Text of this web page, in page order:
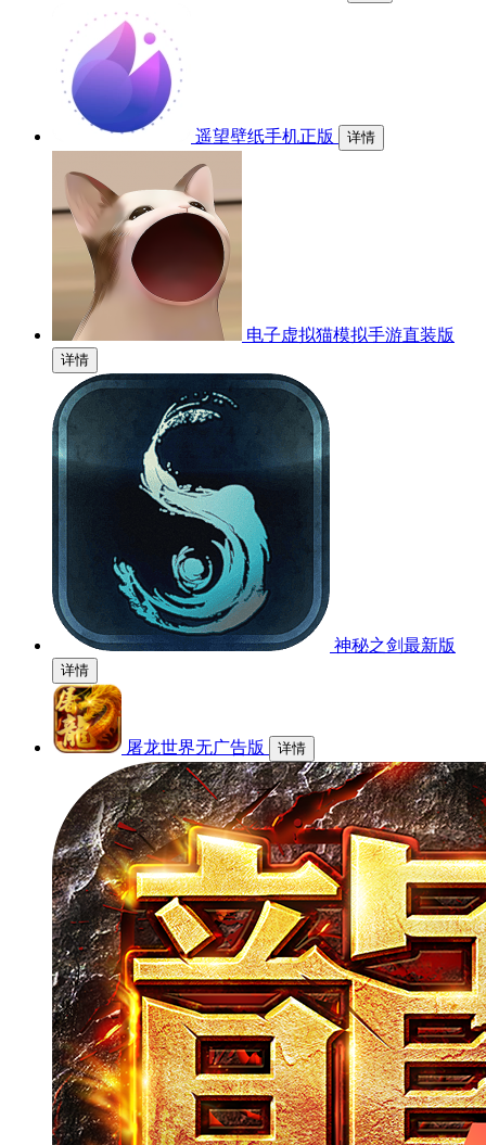
遥望壁纸手机正版 详情
电子虚拟猫模拟手游直装版
详情
神秘之剑最新版
详情
屠龙世界无广告版 详情